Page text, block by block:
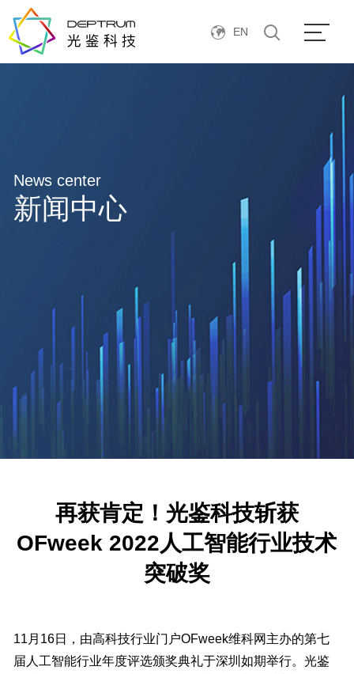
EN
News center
新闻中心
再获肯定！光鉴科技斩获
OFweek 2022人工智能行业技术
突破奖
11月16日，由高科技行业门户OFweek维科网主办的第七
届人工智能行业年度评选颁奖典礼于深圳如期举行。 光鉴